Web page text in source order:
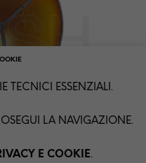
TECNICI ESSENZIALI.
LA NAVIGAZIONE.
E COOKIE.